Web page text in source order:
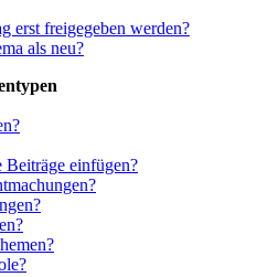
erst freigegeben werden?
als neu?
einfügen?